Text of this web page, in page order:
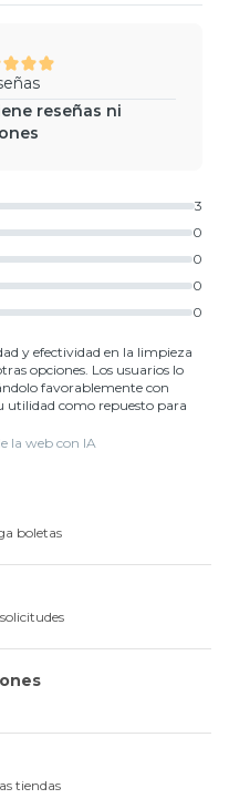
reseñas ni
3
0
0
0
0
y efectividad en la limpieza
opciones. Los usuarios lo
favorablemente con
utilidad como repuesto para
la web con IA
boletas
tiendas